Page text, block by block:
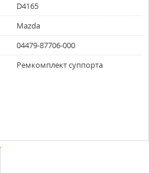
D4165
Mazda
04479-87706-000
Ремкомплект суппорта